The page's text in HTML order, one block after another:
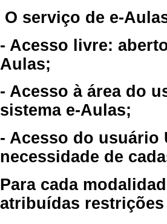
O serviço de e-
- Acesso livre:
Aulas;
- Acesso à área do
sistema e-Aulas;
- Acesso do usuário
necessidade de
Para cada
atribuídas